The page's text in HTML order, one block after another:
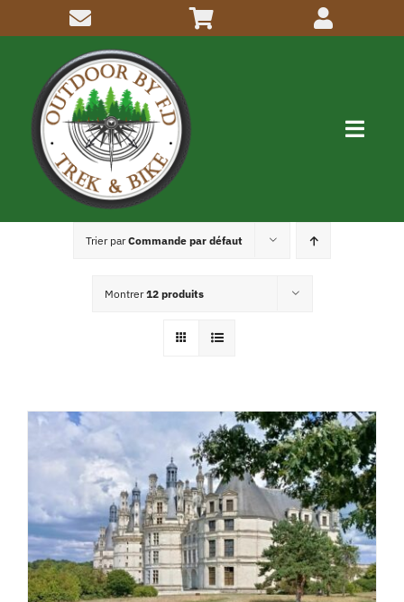
au
contenu
Me connaitre
Trier parCommande par défaut
Montrer12 produits